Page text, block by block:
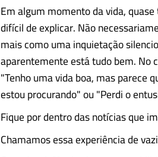
Em algum momento da vida,
difícil de explicar. Não
mais como uma inquietação
aparentemente está tudo bem. No
"Tenho uma vida boa, mas parece
estou procurando" ou "Perdi o
Fique por dentro das notícias que
Chamamos essa experiência de